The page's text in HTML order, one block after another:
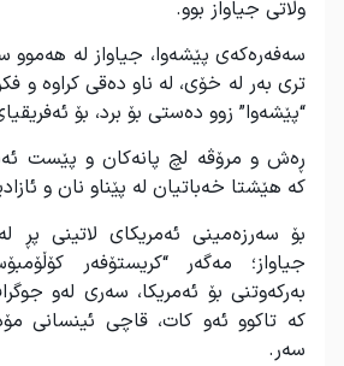
وڵاتی جیاواز بوو.
سه‌فه‌ره‌كه‌ی پێشه‌وا، جیاواز له‌ هه‌موو
تری به‌ر له‌ خۆی، له‌ ناو ده‌قی كراوه‌ و
“پێشه‌وا” زوو ده‌ستی بۆ برد، بۆ
ڕه‌ش و مرۆڤه‌ لچ پانه‌كان و پێست
كه‌ هێشتا خه‌باتیان له‌ پێناو نان و
بۆ سه‌رزه‌مینی ئه‌مریكای لاتینی
جیاواز؛ مه‌گه‌ر “کریستۆفه‌ر
به‌ركه‌وتنی بۆ ئه‌مریكا، سه‌ری له‌و
که‌ تاكوو ئه‌و كات، قاچی ئینسانی
سه‌ر.